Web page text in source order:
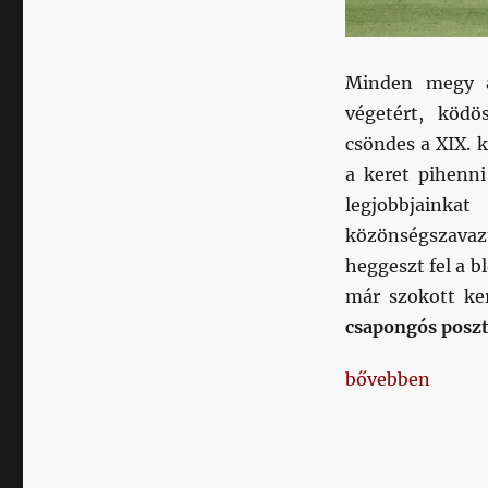
Minden megy
végetért,
csöndes a XIX.
a keret
heggeszt fel a
már szokott
csapongós
„Félszezon-
bővebben